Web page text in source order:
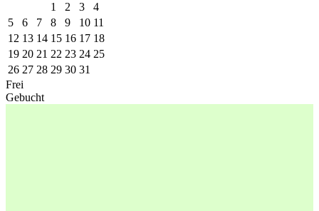
1
2 3
4
5
6 7 8 9 10 11
12 13 14 15 16 17 18
19 20 21 22 23 24 25
26 27 28 29 30 31
Frei
Gebucht